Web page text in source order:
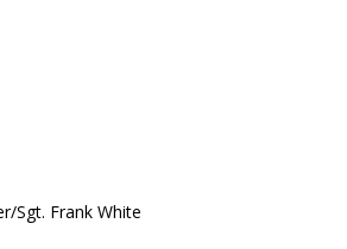
Sgt. Frank White